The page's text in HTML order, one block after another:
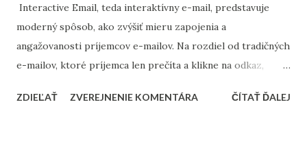
zvyšuje ich relevanciu a mieru zapojenia. V praxi to
znamená, že ak máte zoznam obsahujúci ľudí so záujmom o
rôzne kategórie produktov alebo služieb, môžete ich
rozdeliť do samostatných segmentov. Týmto spôsobom
Interactive Email, teda interaktívny e-mail, predstavuje
moderný spôsob, ako zvýšiť mieru zapojenia a
angažovanosti príjemcov e-mailov. Na rozdiel od tradičných
e-mailov, ktoré príjemca len prečíta a klikne na odkaz,
umožňujú priamo v e-maile vykonávať rôzne akcie –
ZDIEĽAŤ ZVEREJNENIE KOMENTÁRA ČÍTAŤ ĎALEJ